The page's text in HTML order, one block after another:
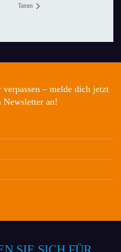
Tamm
– melde dich jetzt
Newsletter an!
SIE SICH FÜR